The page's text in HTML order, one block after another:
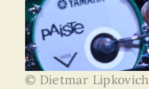
© Dietmar Lipkovich